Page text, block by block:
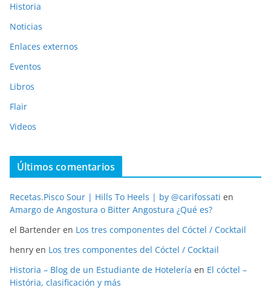
Historia
Noticias
Enlaces externos
Eventos
Libros
Flair
Videos
Últimos comentarios
Recetas.Pisco Sour | Hills To Heels | by @carifossati en
Amargo de Angostura o Bitter Angostura ¿Qué es?
el Bartender en Los tres componentes del Cóctel / Cocktail
henry en Los tres componentes del Cóctel / Cocktail
Historia – Blog de un Estudiante de Hotelería en El cóctel –
História, clasificación y más